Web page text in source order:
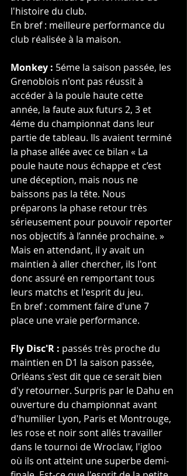
l'histoire du club.
En bref : meilleure performance du
club réalisée à la maison.
Monkey : 5éme la saison passée, les
Grenoblois n'ont pas réussit à
accéder à la poule haute cette
année, la faute aux futurs 2, 3 et
4éme du championnat dans leur
partie de tableau. Ils avaient terminé
la phase allée avec ce bilan « La
poule haute nous échappe et c’est
une déception, mais nous ne
baissons pas la tête. Nous
préparons la phase retour très
sérieusement pour pouvoir reporter
nos objectifs à l’année prochaine. »
Mais en attendant, il y avait un
maintien à aller chercher, ils l'ont
donc assuré en remportant tous
leurs matchs et l'esprit du jeu.
En bref : comment faire d'une 7
place une vraie performance.
Fly Disc'R : passés très proche du
maintien en D1 la saison passée,
Orléans s'est dit que ce serait bien
d'y retourner. Surpris par le Dahu en
ouverture du championnat avant
d'humilier Lyon, Paris et Montrouge,
les rose et noir sont allés travailler
dans le tournoi de Wroclaw, l'igloo
où ils ont atteint une superbe demi-